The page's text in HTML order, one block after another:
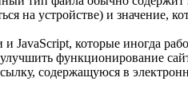
на устройстве) и значение,
JavaScript, которые иногда
функционирование
содержащуюся в